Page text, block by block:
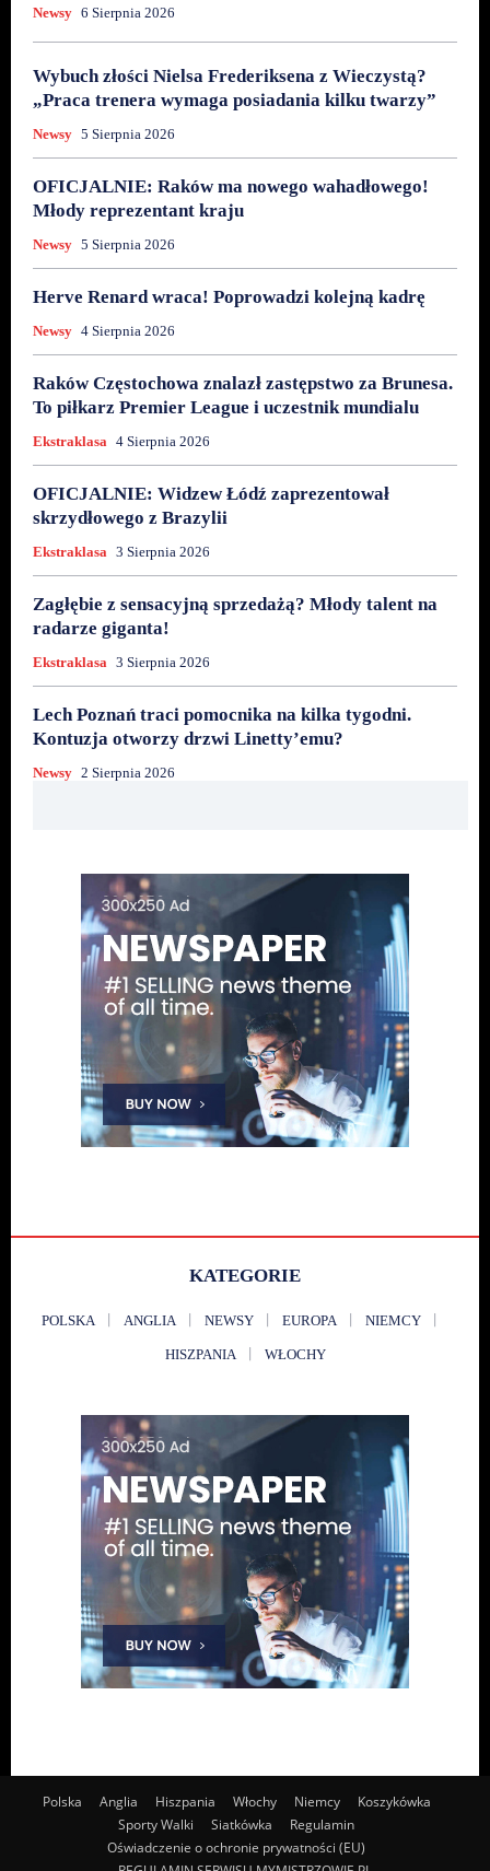
Newsy 6 Sierpnia 2026
Wybuch złości Nielsa Frederiksena z Wieczystą?
„Praca trenera wymaga posiadania kilku twarzy”
Newsy 5 Sierpnia 2026
OFICJALNIE: Raków ma nowego wahadłowego!
Młody reprezentant kraju
Newsy 5 Sierpnia 2026
Herve Renard wraca! Poprowadzi kolejną kadrę
Newsy 4 Sierpnia 2026
Raków Częstochowa znalazł zastępstwo za Brunesa.
To piłkarz Premier League i uczestnik mundialu
Ekstraklasa 4 Sierpnia 2026
OFICJALNIE: Widzew Łódź zaprezentował
skrzydłowego z Brazylii
Ekstraklasa 3 Sierpnia 2026
Zagłębie z sensacyjną sprzedażą? Młody talent na
radarze giganta!
Ekstraklasa 3 Sierpnia 2026
Lech Poznań traci pomocnika na kilka tygodni.
Kontuzja otworzy drzwi Linetty’emu?
Newsy 2 Sierpnia 2026
KATEGORIE
POLSKA ANGLIA NEWSY EUROPA NIEMCY
HISZPANIA WŁOCHY
Polska Anglia Hiszpania Włochy Niemcy
Koszykówka
Sporty Walki
Siatkówka
Regulamin
Oświadczenie o ochronie prywatności (EU)